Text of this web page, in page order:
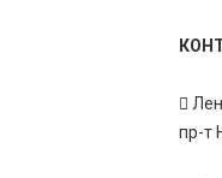
пр-т